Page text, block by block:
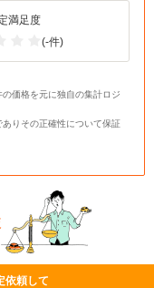
満足度
(-件)
価格を元に独自の集計ロジ
りその正確性について保証
依頼して